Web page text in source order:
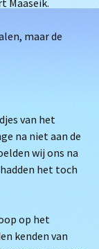
maar de
van het
na niet aan de
wij ons na
het toch
op het
kenden van